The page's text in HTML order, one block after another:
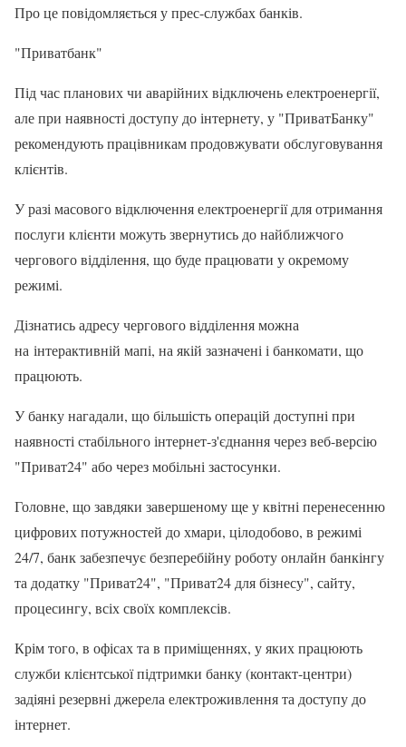
Про це повідомляється у прес-службах банків.
"Приватбанк"
Під час планових чи аварійних відключень електроенергії,
але при наявності доступу до інтернету, у "ПриватБанку"
рекомендують працівникам продовжувати обслуговування
клієнтів.
У разі масового відключення електроенергії для отримання
послуги клієнти можуть звернутись до найближчого
чергового відділення, що буде працювати у окремому
режимі.
Дізнатись адресу чергового відділення можна
на інтерактивній мапі, на якій зазначені і банкомати, що
працюють.
У банку нагадали, що більшість операцій доступні при
наявності стабільного інтернет-з'єднання через веб-версію
"Приват24" або через мобільні застосунки.
Головне, що завдяки завершеному ще у квітні перенесенню
цифрових потужностей до хмари, цілодобово, в режимі
24/7, банк забезпечує безперебійну роботу онлайн банкінгу
та додатку "Приват24", "Приват24 для бізнесу", сайту,
процесингу, всіх своїх комплексів.
Крім того, в офісах та в приміщеннях, у яких працюють
служби клієнтської підтримки банку (контакт-центри)
задіяні резервні джерела електроживлення та доступу до
інтернет.